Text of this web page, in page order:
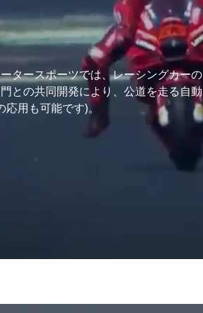
タースポーツでは、レーシングカーの
との共同開発により、公道を走る自動
用も可能です)。